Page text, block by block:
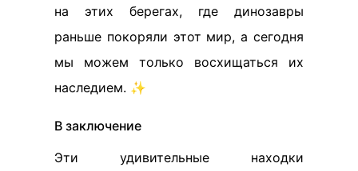
на этих берегах, где динозавры
раньше покоряли этот мир, а сегодня
мы можем только восхищаться их
наследием. ✨
В заключение
Эти удивительные находки